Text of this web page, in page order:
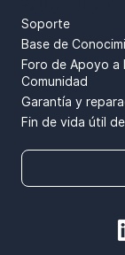
Soporte
Base de
Foro de Apoyo a
Comunidad
Garantía y
Fin de vida útil